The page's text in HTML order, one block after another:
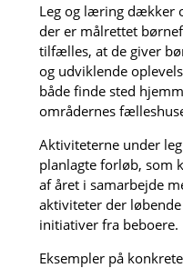
Leg og læring dækker
der er målrettet
tilfælles, at de giver
og udviklende
både finde sted
områdernes
Aktiviteterne under
planlagte forløb, som
af året i samarbejde
aktiviteter der
initiativer fra beboere.
Eksempler på